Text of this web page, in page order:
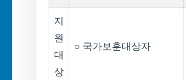
지
원
대
상
○ 국가보훈대상자